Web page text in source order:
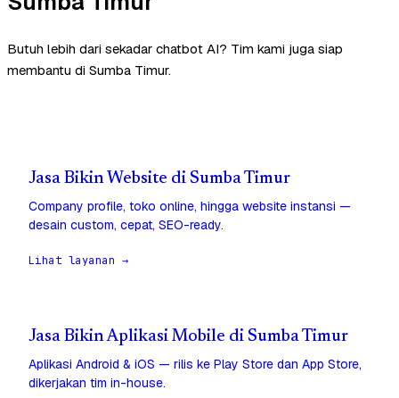
Butuh lebih dari sekadar chatbot AI? Tim kami juga siap
membantu di Sumba Timur.
Jasa Bikin Website di Sumba Timur
Company profile, toko online, hingga website instansi —
desain custom, cepat, SEO-ready.
Lihat layanan →
Jasa Bikin Aplikasi Mobile di Sumba Timur
Aplikasi Android & iOS — rilis ke Play Store dan App Store,
dikerjakan tim in-house.